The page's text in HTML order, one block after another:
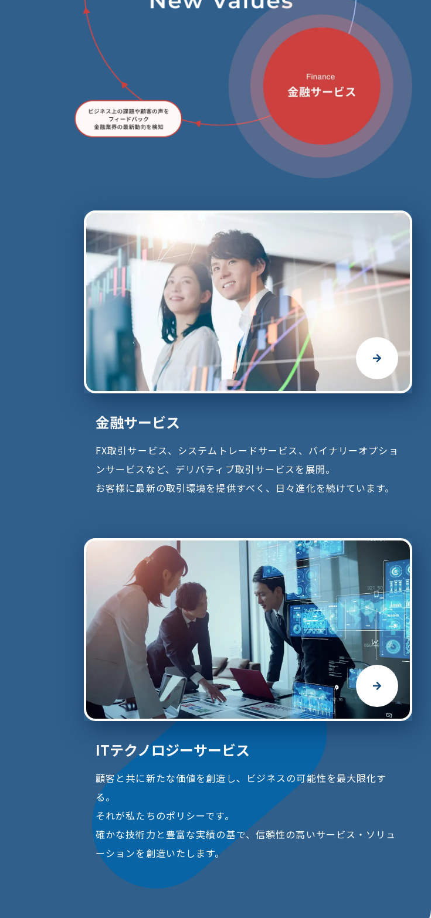
金融サービス
FX取引サービス、システムトレードサービス、バイナリーオプショ
ンサービスなど、デリバティブ取引サービスを展開。
お客様に最新の取引環境を提供すべく、日々進化を続けています。
ITテクノロジーサービス
顧客と共に新たな価値を創造し、ビジネスの可能性を最大限化す
る。
それが私たちのポリシーです。
確かな技術力と豊富な実績の基で、信頼性の高いサービス・ソリュ
ーションを創造いたします。